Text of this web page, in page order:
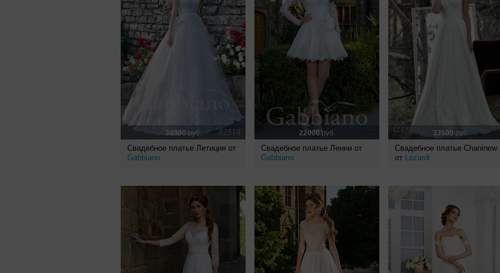
34900 руб.
Свадебное платье Летиция от
Gabbiano
22000руб.
Свадебное платье Ленни от
Gabbiano
33500 руб.
Свадебное платье Chaninew
от Lezardi